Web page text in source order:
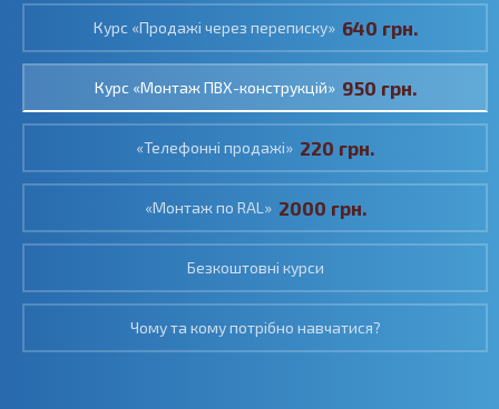
Курс «Продажі через переписку» 640 грн.
Курс «Монтаж ПВХ-конструкцій» 950 грн.
«Телефонні продажі» 220 грн.
«Монтаж по RAL» 2000 грн.
Безкоштовні курси
Чому та кому потрібно навчатися?